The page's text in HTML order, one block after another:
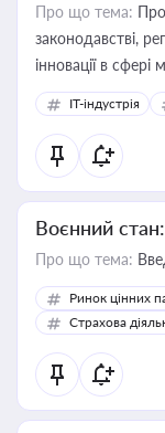
Про що тема:
законодавстві,
інновації в сфері
IT-індустрія
Воєнний
Про що тема:
Ринок цінних
Страхова